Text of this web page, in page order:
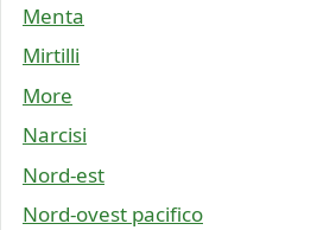
Menta
Mirtilli
More
Narcisi
Nord-est
Nord-ovest pacifico